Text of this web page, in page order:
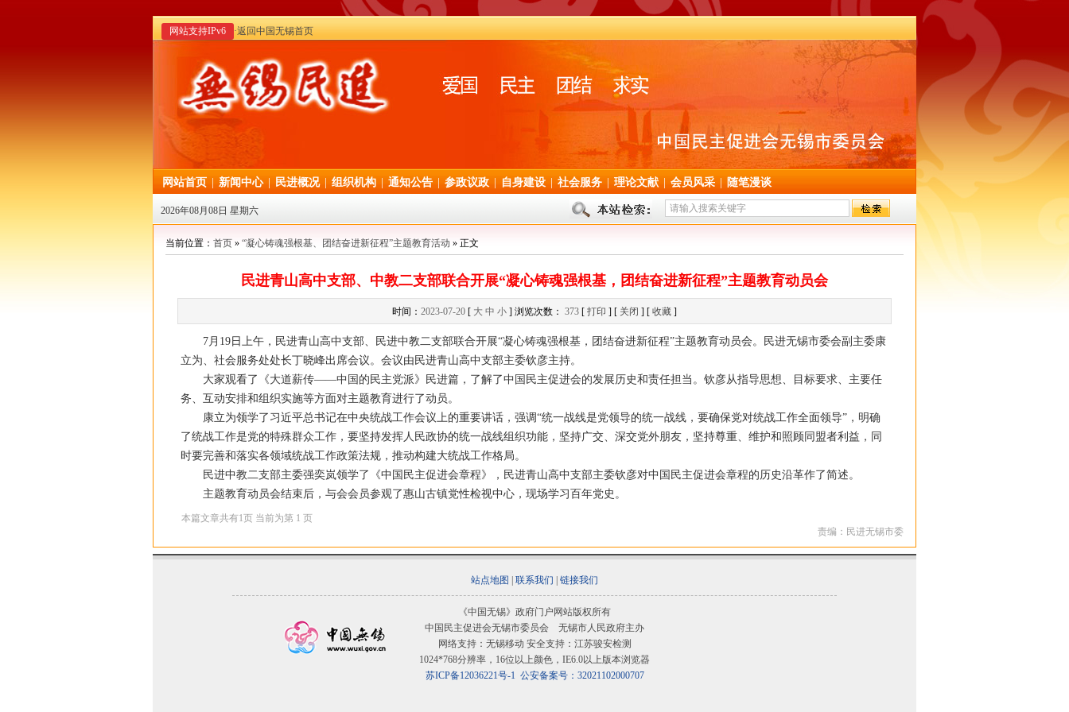
网站支持IPv6 ·返回中国无锡首页
网站首页 新闻中心 民进概况 组织机构 通知公告 参政议政 自身建设 社会服务 理论文献 会员风采 随笔漫谈
2026年08月08日 星期六
当前位置： 首页 » “凝心铸魂强根基、团结奋进新征程”主题教育活动 » 正文
民进青山高中支部、中教二支部联合开展“凝心铸魂强根基，团结奋进新征程”主题教育动员会
时间： 2023-07-20 [ 大 中 小 ] 浏览次数： 373 [ 打印 ] [ 关闭 ] [ 收藏 ]
7月19日上午，民进青山高中支部、民进中教二支部联合开展“凝心铸魂强根基，团结奋进新征程”主题教育动员会。民进无锡市委会副主委康
立为、社会服务处处长丁晓峰出席会议。会议由民进青山高中支部主委钦彦主持。
大家观看了《大道薪传——中国的民主党派》民进篇，了解了中国民主促进会的发展历史和责任担当。钦彦从指导思想、目标要求、主要任
务、互动安排和组织实施等方面对主题教育进行了动员。
康立为领学了习近平总书记在中央统战工作会议上的重要讲话，强调“统一战线是党领导的统一战线，要确保党对统战工作全面领导”，明确
了统战工作是党的特殊群众工作，要坚持发挥人民政协的统一战线组织功能，坚持广交、深交党外朋友，坚持尊重、维护和照顾同盟者利益，同
时要完善和落实各领域统战工作政策法规，推动构建大统战工作格局。
民进中教二支部主委强奕岚领学了《中国民主促进会章程》，民进青山高中支部主委钦彦对中国民主促进会章程的历史沿革作了简述。
主题教育动员会结束后，与会会员参观了惠山古镇党性检视中心，现场学习百年党史。
本篇文章共有1页 当前为第 1 页
责编：民进无锡市委
站点地图 联系我们 链接我们
《中国无锡》政府门户网站版权所有
中国民主促进会无锡市委员会 无锡市人民政府主办
网络支持：无锡移动 安全支持：江苏骏安检测
1024*768分辨率，16位以上颜色，IE6.0以上版本浏览器
苏ICP备12036221号-1 公安备案号：32021102000707